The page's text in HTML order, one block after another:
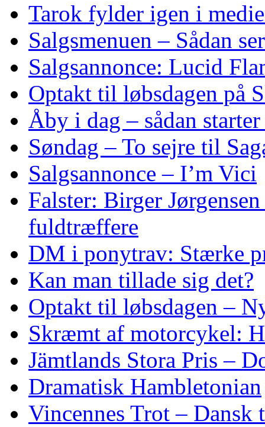
Tarok fylder igen i
Salgsmenuen – Sådan
Salgsannonce: Lucid
Optakt til løbsdagen på
Åby i dag – sådan
Søndag – To sejre til
Salgsannonce – I’m Vici
Falster: Birger
fuldtræffere
DM i ponytrav: Stærke
Kan man tillade sig det?
Optakt til løbsdagen –
Skræmt af motorcykel:
Jämtlands Stora Pris –
Dramatisk Hambletonian
Vincennes Trot –